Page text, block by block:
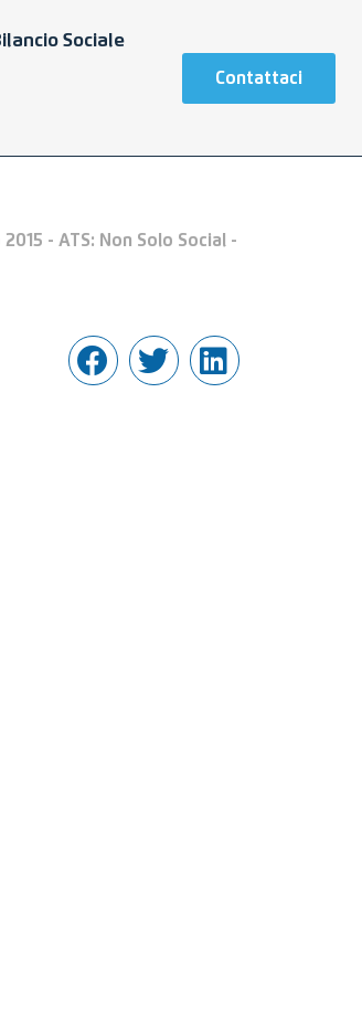
Sociale
Contattaci
- ATS: Non Solo Social -